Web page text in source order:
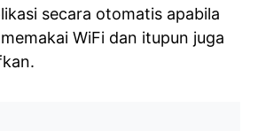
secara otomatis apabila
WiFi dan itupun juga